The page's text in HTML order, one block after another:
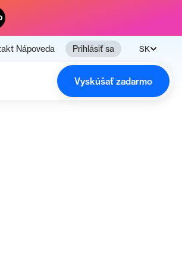
Nápoveda Prihlásiť sa SK
Vyskúšať zadarmo